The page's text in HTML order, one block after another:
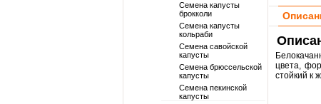
Семена капусты
брокколи
Семена капусты
кольраби
Семена савойской
капусты
Семена брюссельской
капусты
Семена пекинской
капусты
цвета,
стойкий к